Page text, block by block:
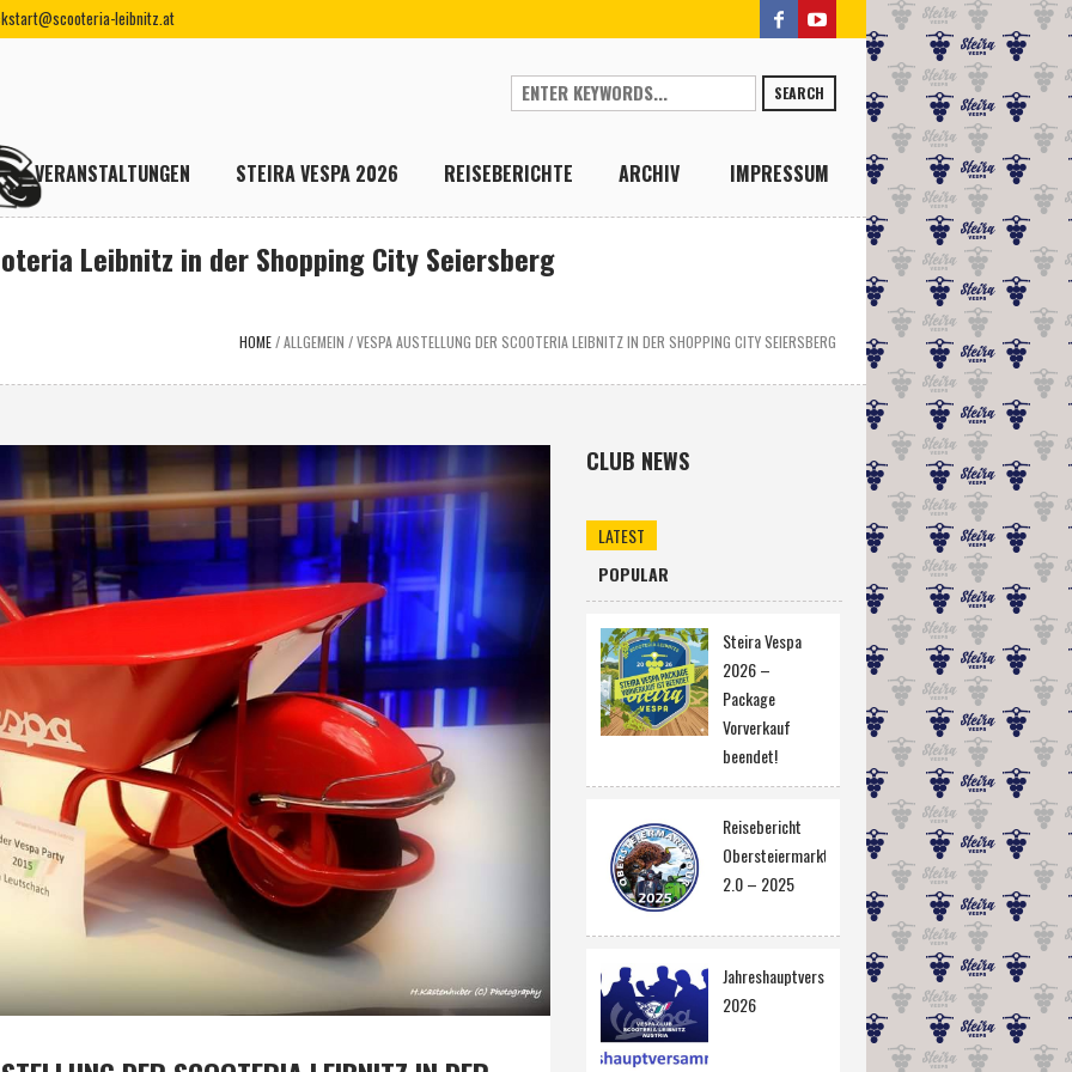
leibnitz.at
SEARCH
VERANSTALTUNGEN STEIRA VESPA 2026 REISEBERICHTE ARCHIV IMPRESSUM
Leibnitz in der Shopping City Seiersberg
HOME/ALLGEMEIN /VESPA AUSTELLUNG DER SCOOTERIA LEIBNITZ IN DER SHOPPING CITY SEIERSBERG
CLUB NEWS
LATEST
POPULAR
Steira Vespa
2026 –
Package
Vorverkauf
beendet!
Reisebericht
Obersteiermarktour
2.0 – 2025
Jahreshauptversammlung
2026